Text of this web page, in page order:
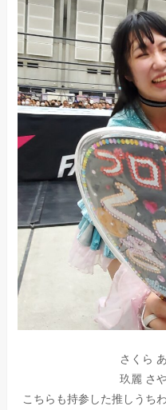
さくら
玖麗 さ
こちらも持参した推しうち